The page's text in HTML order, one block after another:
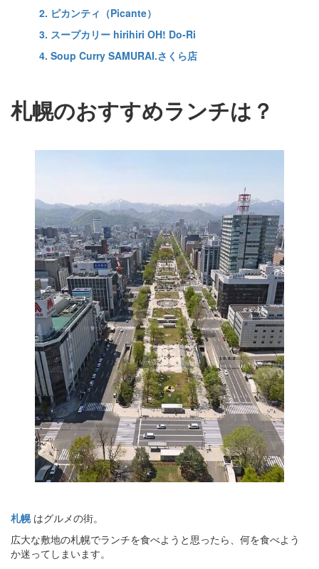
2. ピカンティ（Picante）
3. スープカリー hirihiri OH! Do-Ri
4. Soup Curry SAMURAI.さくら店
札幌のおすすめランチは？
札幌 はグルメの街。
広大な敷地の札幌でランチを食べようと思ったら、何を食べよう
か迷ってしまいます。